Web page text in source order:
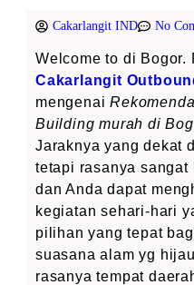
Cakarlangit IND No
Welcome to di Bogor.
Cakarlangit
mengenai
Building murah di
Jaraknya yang dekat
tetapi rasanya sangat
dan Anda dapat
kegiatan sehari-hari
pilihan yang tepat
suasana alam yg
rasanya tempat